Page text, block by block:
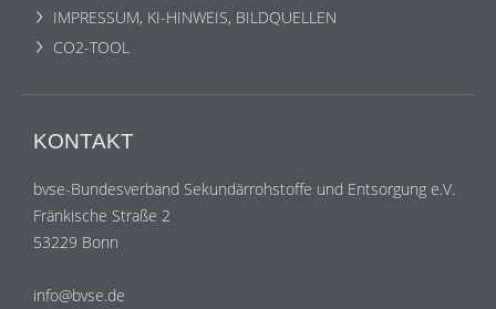
IMPRESSUM, KI-HINWEIS, BILDQUELLEN
CO2-TOOL
KONTAKT
bvse-Bundesverband Sekundärrohstoffe und Entsorgung e.V.
Fränkische Straße 2
53229 Bonn
info@bvse.de